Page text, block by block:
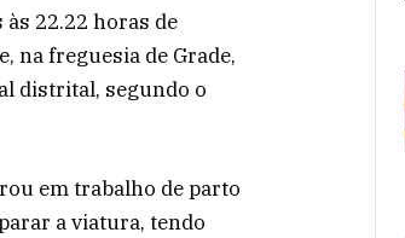
22.22 horas de
na freguesia de Grade,
distrital, segundo o
em trabalho de parto
a viatura, tendo